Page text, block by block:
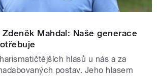
Mahdal: Naše generace
hlasů u nás a za
postav. Jeho hlasem